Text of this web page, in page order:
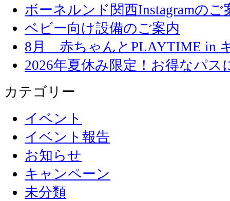
ボーネルンド関西Instagramのご
ベビー向け設備のご案内
8月 赤ちゃんとPLAYTIME in
2026年夏休み限定！お得なパス
カテゴリー
イベント
イベント報告
お知らせ
キャンペーン
未分類